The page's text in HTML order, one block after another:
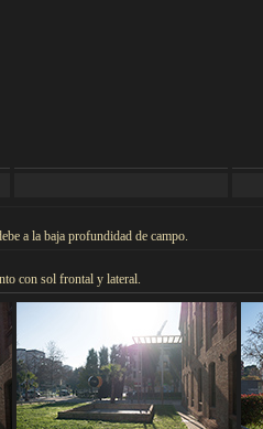
a la baja profundidad de campo.
con sol frontal y lateral.